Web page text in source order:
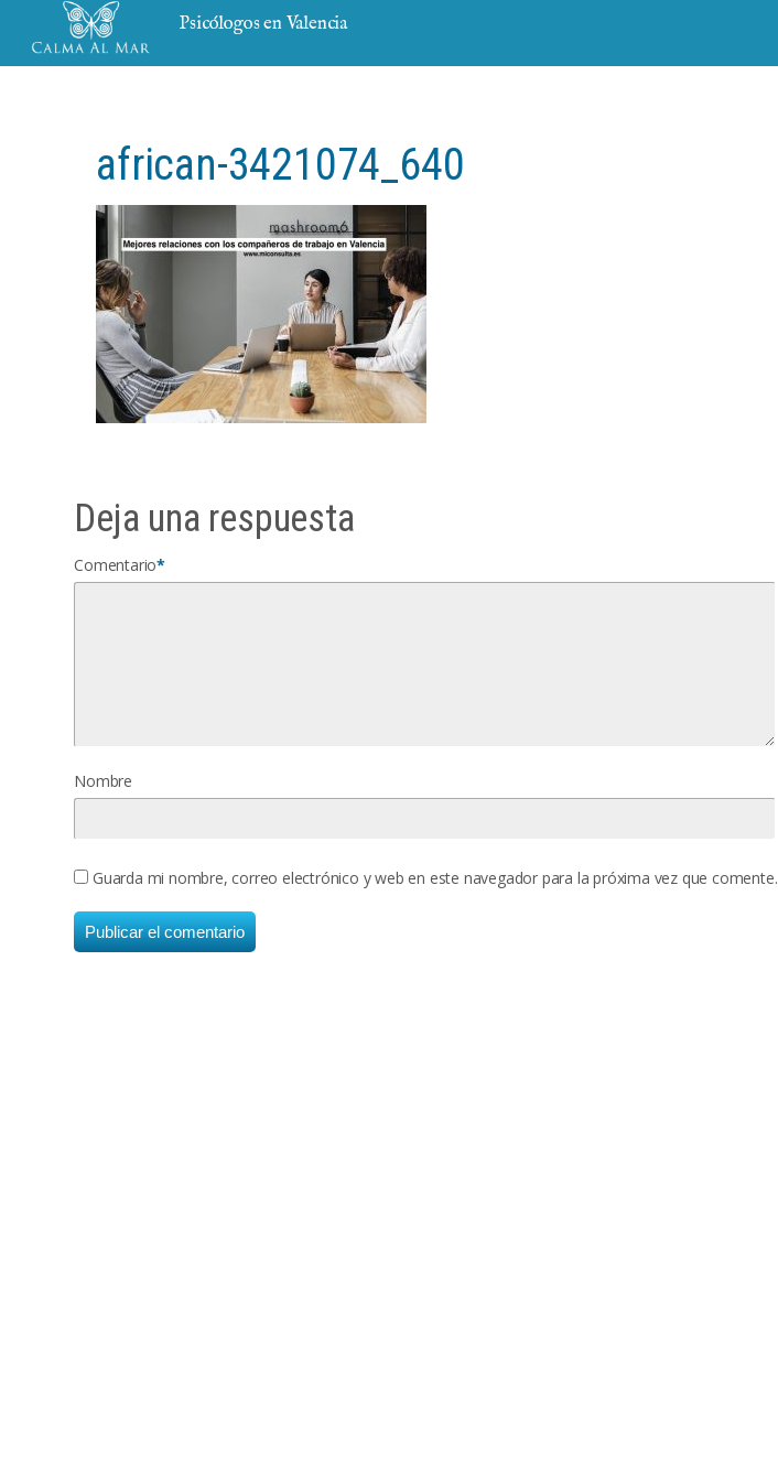
Psicólogos en Valencia
african-3421074_640
Deja una respuesta
Comentario*
Nombre
Guarda mi nombre, correo electrónico y web en este navegador para la próxima vez que comente.